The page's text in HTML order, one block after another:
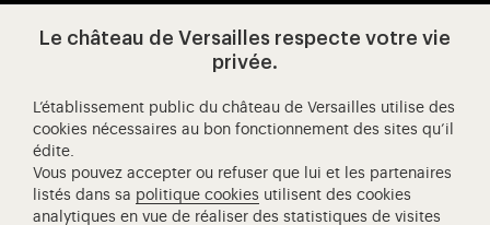
Ressources pédagogiques
Visitez notre Facebook (ouverture dans un nouvel
Visitez notre X (ouverture dans un nouvel
Visitez notre Instagram (ouverture
Visitez notre YouTube
Visitez notre
L'Opéra royal de Versailles
Le château de Versailles respecte votre vie
privée.
L’établissement public du château de Versailles utilise des
cookies nécessaires au bon fonctionnement des sites qu’il
édite.
Vous pouvez accepter ou refuser que lui et les partenaires
listés dans sa politique cookies utilisent des cookies
analytiques en vue de réaliser des statistiques de visites